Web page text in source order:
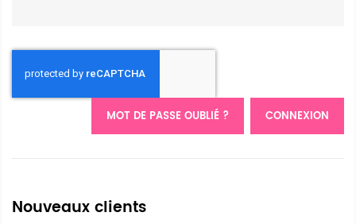
CONNEXION
MOT DE PASSE OUBLIÉ ?
Nouveaux clients